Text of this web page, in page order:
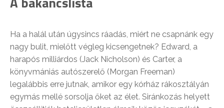
Ha a halál után úgysincs ráadás, miért ne csapnánk egy
nagy bulit, mielőtt végleg kicsengetnek? Edward, a
harapós milliárdos (Jack Nicholson) és Carter, a
könyvmániás autószerelő (Morgan Freeman)
legalábbis erre jutnak, amikor egy kórház rákosztályán
egymás mellé sorsolja őket az élet. Siránkozás helyett